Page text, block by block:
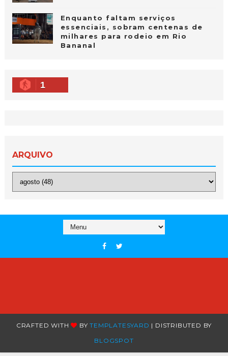
Enquanto faltam serviços
essenciais, sobram centenas de
milhares para rodeio em Rio
Bananal
1
ARQUIVO
CRAFTED WITH BYTEMPLATESYARD | DISTRIBUTED BY
BLOGSPOT